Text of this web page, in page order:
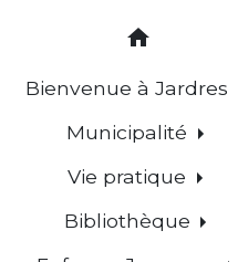
home
Bienvenue à Jardres
Municipalité
Vie pratique
Bibliothèque